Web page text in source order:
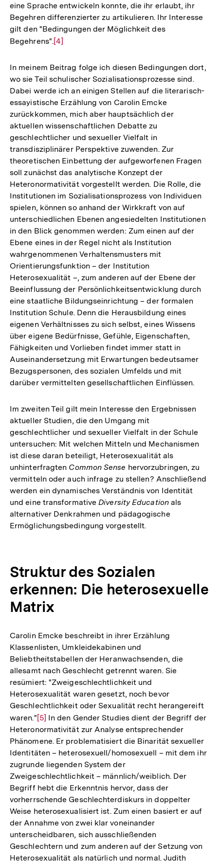
der
Fußnote
eine Sprache entwickeln konnte, die ihr erlaubt, ihr
Begehren differenzierter zu artikulieren. Ihr Interesse
gilt den "Bedingungen der Möglichkeit des
Begehrens".Zur
der
Fußnote
[4]
In meinem Beitrag folge ich diesen Bedingungen dort,
wo sie Teil schulischer Sozialisationsprozesse sind.
Dabei werde ich an einigen Stellen auf die literarisch-
essayistische Erzählung von Carolin Emcke
zurückkommen, mich aber hauptsächlich der
aktuellen wissenschaftlichen Debatte zu
geschlechtlicher und sexueller Vielfalt in
transdisziplinärer Perspektive zuwenden. Zur
theoretischen Einbettung der aufgeworfenen Fragen
soll zunächst das analytische Konzept der
Heteronormativität vorgestellt werden. Die Rolle, die
Institutionen im Sozialisationsprozess von Individuen
spielen, können so anhand der Wirkkraft von auf
unterschiedlichen Ebenen angesiedelten Institutionen
in den Blick genommen werden: Zum einen auf der
Ebene eines in der Regel nicht als Institution
wahrgenommenen Verhaltensmusters mit
Orientierungsfunktion – der Institution
Heterosexualität –, zum anderen auf der Ebene der
Beeinflussung der Persönlichkeitsentwicklung durch
eine staatliche Bildungseinrichtung – der formalen
Institution Schule. Denn die Herausbildung eines
eigenen Verhältnisses zu sich selbst, eines Wissens
über eigene Bedürfnisse, Gefühle, Eigenschaften,
Fähigkeiten und Vorlieben findet immer statt in
Auseinandersetzung mit Erwartungen bedeutsamer
Bezugspersonen, des sozialen Umfelds und mit
darüber vermittelten gesellschaftlichen Einflüssen.
Im zweiten Teil gilt mein Interesse den Ergebnissen
aktueller Studien, die den Umgang mit
geschlechtlicher und sexueller Vielfalt in der Schule
untersuchen: Mit welchen Mitteln und Mechanismen
ist diese daran beteiligt, Heterosexualität als
unhinterfragten Common Sense hervorzubringen, zu
vermitteln oder auch infrage zu stellen? Anschließend
werden ein dynamisches Verständnis von Identität
und eine transformative Diversity Educationals
alternativer Denkrahmen und pädagogische
Ermöglichungsbedingung vorgestellt.
Struktur des Sozialen
erkennen: Die heterosexuelle
Matrix
Carolin Emcke beschreibt in ihrer Erzählung
Klassenlisten, Umkleidekabinen und
Beliebtheitstabellen der Heranwachsenden, die
allesamt nach Geschlecht getrennt waren. Sie
resümiert: "Zweigeschlechtlichkeit und
Heterosexualität waren gesetzt, noch bevor
Geschlechtlichkeit oder Sexualität recht herangereift
waren."Zur
Auflösung
der
Fußnote
[5] In den Gender Studies dient der Begriff der
Heteronormativität zur Analyse entsprechender
Phänomene. Er problematisiert die Binarität sexueller
Identitäten – heterosexuell/homosexuell – mit dem ihr
zugrunde liegenden System der
Zweigeschlechtlichkeit – männlich/weiblich. Der
Begriff hebt die Erkenntnis hervor, dass der
vorherrschende Geschlechterdiskurs in doppelter
Weise heterosexualisiert ist. Zum einen basiert er auf
der Annahme von zwei klar voneinander
unterscheidbaren, sich ausschließenden
Geschlechtern und zum anderen auf der Setzung von
Heterosexualität als natürlich und normal. Judith